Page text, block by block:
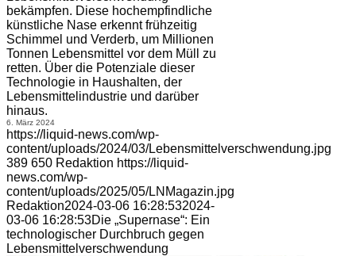
bekämpfen. Diese hochempfindliche
künstliche Nase erkennt frühzeitig
Schimmel und Verderb, um Millionen
Tonnen Lebensmittel vor dem Müll zu
retten. Über die Potenziale dieser
Technologie in Haushalten, der
Lebensmittelindustrie und darüber
hinaus.
6. März 2024
https://liquid-news.com/wp-
content/uploads/2024/03/Lebensmittelverschwendung.jpg
389 650 Redaktion https://liquid-
news.com/wp-
content/uploads/2025/05/LNMagazin.jpg
Redaktion2024-03-06 16:28:532024-
03-06 16:28:53Die „Supernase“: Ein
technologischer Durchbruch gegen
Lebensmittelverschwendung